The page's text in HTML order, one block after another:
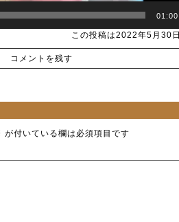
01:00
この投稿は2022年5月30日
コメントを残す
が付いている欄は必須項目です